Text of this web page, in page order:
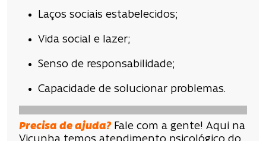
Laços sociais estabelecidos;
Vida social e lazer;
Senso de responsabilidade;
Capacidade de solucionar problemas.
Precisa de ajuda?Fale com a gente! Aqui na